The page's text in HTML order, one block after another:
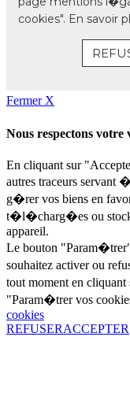
Fermer X
Nous respectons
En cliquant sur
autres traceurs servant
g�rer vos biens en
t�l�charg�es ou
appareil.
Le bouton
souhaitez activer ou
tout moment en
"Param�trer vos
cookies
REFUSERACCEPTER